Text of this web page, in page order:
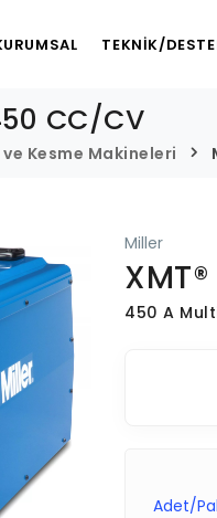
TEKNİK/
CC/CV
Kesme Makineleri
Miller
450 A
Adet/